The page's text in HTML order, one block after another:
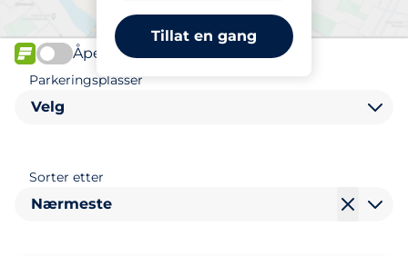
Tillat en gang
FLOW
Åpen
Parkeringsplasser
Velg
Sorter etter
Nærmeste